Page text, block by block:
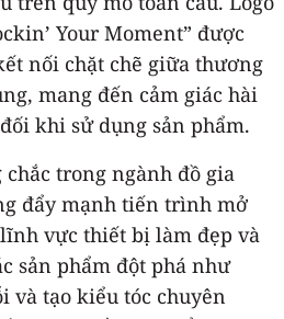
Your Moment” được
nối chặt chẽ giữa thương
mang đến cảm giác hài
khi sử dụng sản phẩm.
trong ngành đồ gia
đẩy mạnh tiến trình mở
vực thiết bị làm đẹp và
sản phẩm đột phá như
và tạo kiểu tóc chuyên